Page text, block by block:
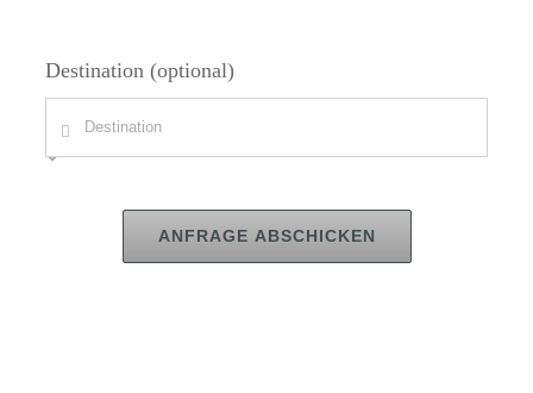
Destination (optional)
ANFRAGE ABSCHICKEN
Gaula – Start der Lachssaison 2026